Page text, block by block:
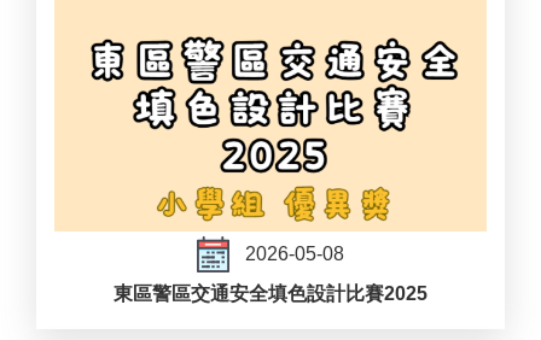
2026-05-08
東區警區交通安全填色設計比賽2025